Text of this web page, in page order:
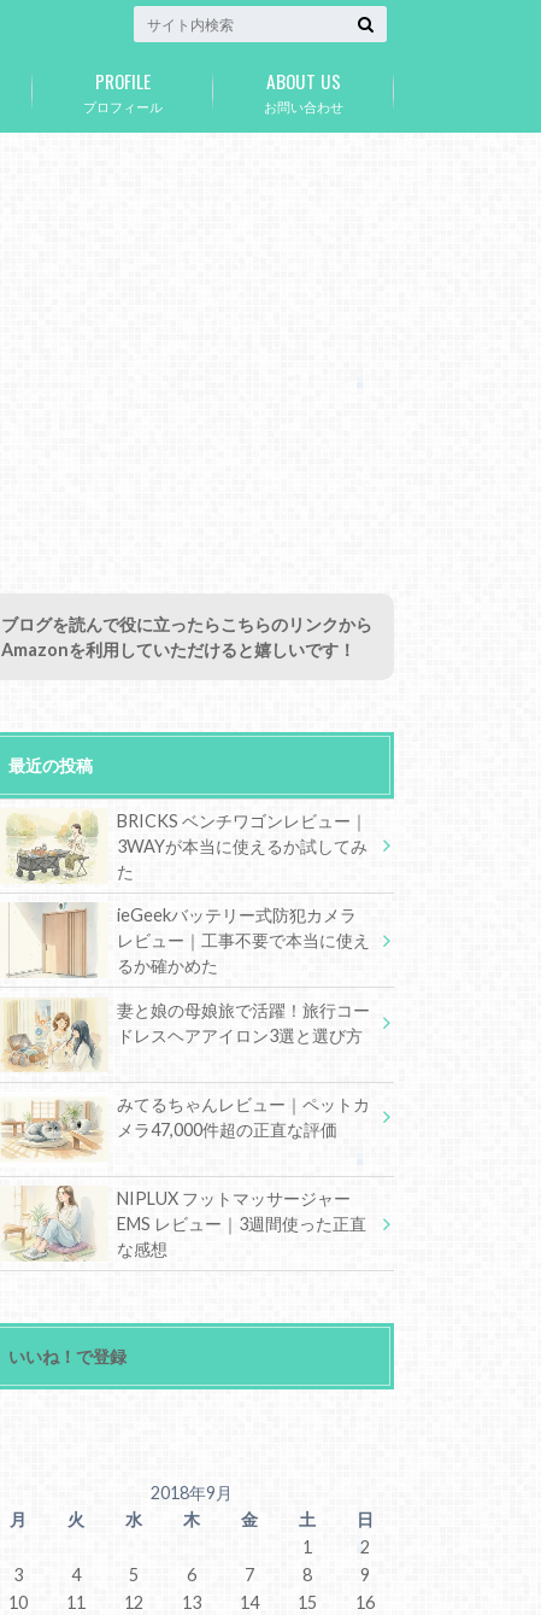
プロフィール
PROFILE
お問い合わせ
ABOUT US
ブログを読んで役に立ったらこちらのリンクから
Amazonを利用していただけると嬉しいです！
最近の投稿
BRICKS ベンチワゴンレビュー｜
3WAYが本当に使えるか試してみ
た
ieGeekバッテリー式防犯カメラ
レビュー｜工事不要で本当に使え
るか確かめた
妻と娘の母娘旅で活躍！旅行コー
ドレスヘアアイロン3選と選び方
みてるちゃんレビュー｜ペットカ
メラ47,000件超の正直な評価
NIPLUX フットマッサージャー
EMS レビュー｜3週間使った正直
な感想
いいね！で登録
2018年9月
月
火 水 木 金 土
日
1
2
3
4 5 6 7 8
9
10
11 12 13 14 15
16